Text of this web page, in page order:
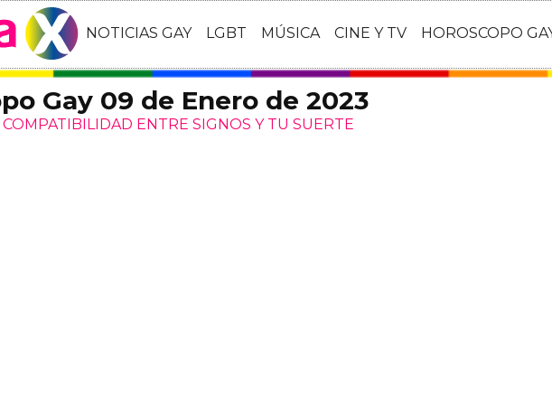
NOTICIAS GAY LGBT MÚSICA CINE Y TV HOROSCOPO
Gay 09 de Enero de 2023
ENTRE SIGNOS Y TU SUERTE